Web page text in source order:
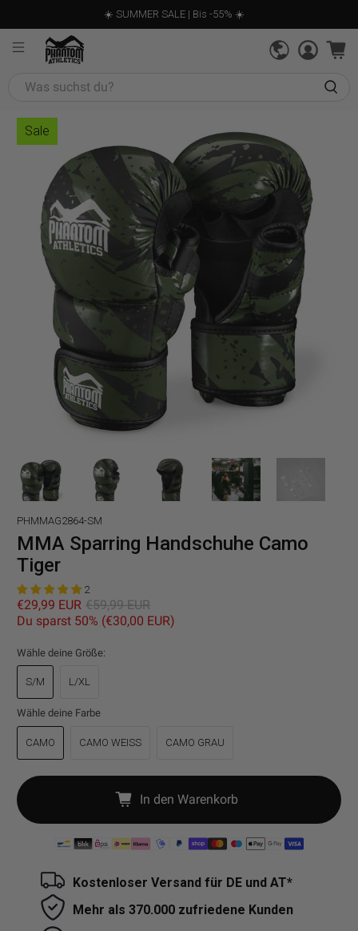
☀️ SUMMER SALE | Bis -55% ☀️
Was
Sale
PHMMAG2864-SM
MMA Sparring Handschuhe Camo
Tiger
2
€29,99 EUR €59,99 EUR
Du sparst 50% (€30,00 EUR)
Wähle deine Größe:
S/M L/XL
Wähle deine Farbe
CAMO CAMO WEISS CAMO GRAU
In den Warenkorb
Kostenloser Versand für DE und AT*
Mehr als 370.000 zufriedene Kunden